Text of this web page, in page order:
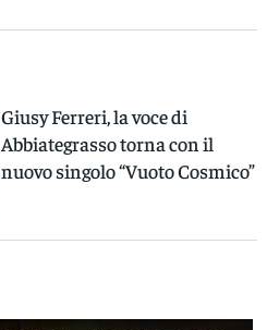
Giusy Ferreri, la voce di
Abbiategrasso torna con il
nuovo singolo “Vuoto Cosmico”